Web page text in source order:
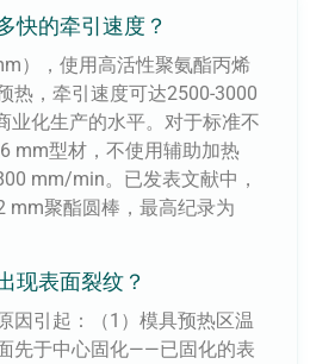
快的牵引速度？
），使用高活性聚氨酯丙烯
热，牵引速度可达2500-3000
业化生产的水平。对于标准不
mm型材，不使用辅助加热
mm/min。已发表文献中，
mm聚酯圆棒，最高纪录为
现表面裂纹？
因引起：（1）模具预热区温
先于中心固化——已固化的表